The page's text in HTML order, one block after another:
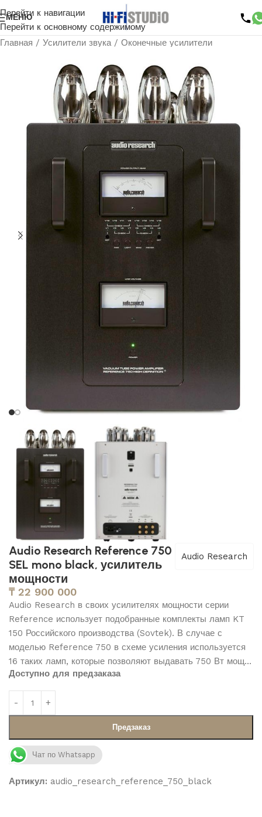
Перейти к навигации
Перейти к основному содержимому
МЕНЮ
Главная / Усилители звука/ Оконечные усилители
Audio Research Reference 750
SEL mono black, усилитель
мощности
Audio Research
₸22 900 000
Audio Research в своих усилителях мощности серии
Reference использует подобранные комплекты ламп KT
150 Российского производства (Sovtek). В случае с
моделью Reference 750 в схеме усиления используется
16 таких ламп, которые позволяют выдавать 750 Вт мощ…
Доступно для предзаказа
Предзаказ
Чат по Whatsapp
Артикул: audio_research_reference_750_black